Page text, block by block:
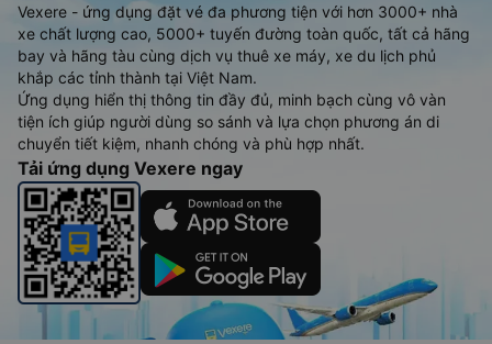
Vexere - ứng dụng đặt vé đa phương tiện với hơn 3000+ nhà
xe chất lượng cao, 5000+ tuyến đường toàn quốc, tất cả hãng
bay và hãng tàu cùng dịch vụ thuê xe máy, xe du lịch phủ
khắp các tỉnh thành tại Việt Nam.
Ứng dụng hiển thị thông tin đầy đủ, minh bạch cùng vô vàn
tiện ích giúp người dùng so sánh và lựa chọn phương án di
chuyển tiết kiệm, nhanh chóng và phù hợp nhất.
Tải ứng dụng Vexere ngay